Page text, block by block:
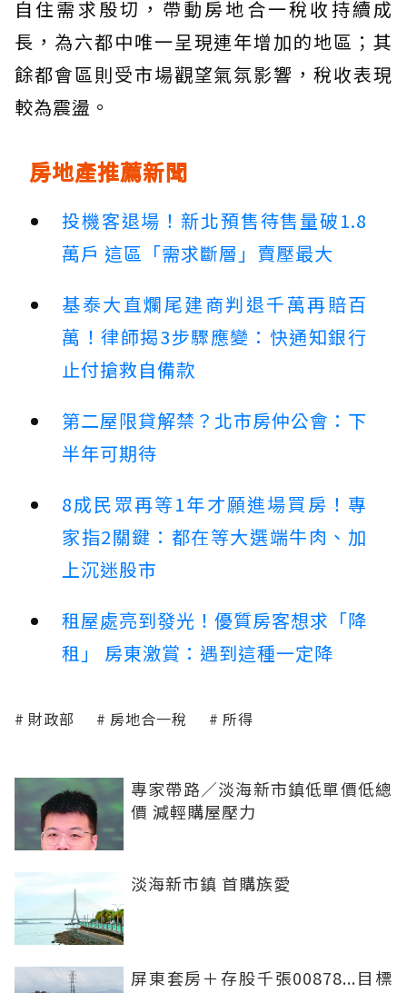
自住需求殷切，帶動房地合一稅收持續成
長，為六都中唯一呈現連年增加的地區；其
餘都會區則受市場觀望氣氛影響，稅收表現
較為震盪。
房地產推薦新聞
投機客退場！新北預售待售量破1.8
萬戶 這區「需求斷層」賣壓最大
基泰大直爛尾建商判退千萬再賠百
萬！律師揭3步驟應變：快通知銀行
止付搶救自備款
第二屋限貸解禁？北市房仲公會：下
半年可期待
8成民眾再等1年才願進場買房！專
家指2關鍵：都在等大選端牛肉、加
上沉迷股市
租屋處亮到發光！優質房客想求「降
租」 房東激賞：遇到這種一定降
財政部 房地合一稅 所得
專家帶路／淡海新市鎮低單價低總
價 減輕購屋壓力
淡海新市鎮 首購族愛
屏東套房＋存股千張00878...目標